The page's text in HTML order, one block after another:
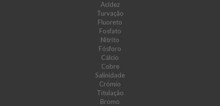
Acidez
Turvação
Fluoreto
Fosfato
Nitrito
Fósforo
Cálcio
Cobre
Salinidade
Crómio
Titulação
Bromo